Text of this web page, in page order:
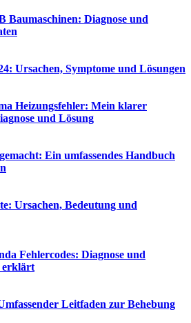
Baumaschinen: Diagnose und
Ursachen, Symptome und Lösungen
Heizungsfehler: Mein klarer
und Lösung
Ein umfassendes Handbuch
Ursachen, Bedeutung und
Fehlercodes: Diagnose und
erklärt
Leitfaden zur Behebung